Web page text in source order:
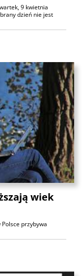
9 kwietnia
dzień nie jest
wiek
przybywa